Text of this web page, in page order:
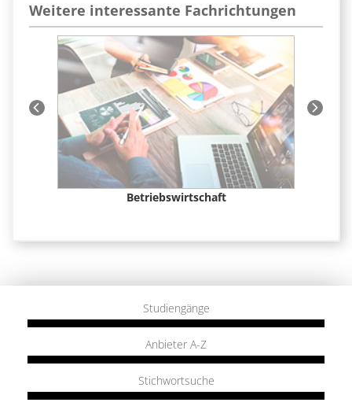
Weitere interessante Fachrichtungen
Betriebswirtschaft
Studiengänge
Anbieter A-Z
Stichwortsuche